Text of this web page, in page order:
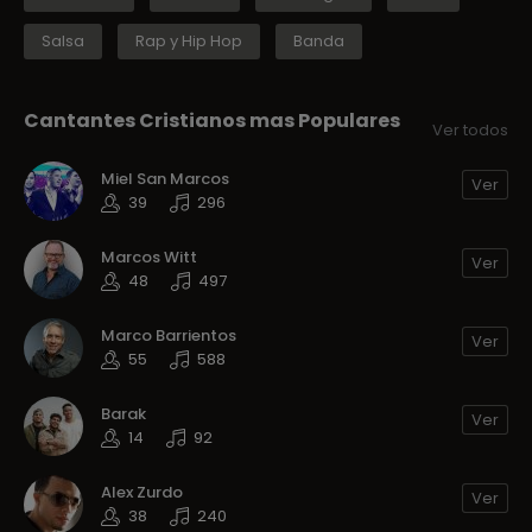
Salsa Rap y Hip Hop Banda
Cantantes Cristianos mas Populares Ver todos
Miel San Marcos
39
296
Ver
Marcos Witt
48
497
Ver
Marco Barrientos
55
588
Ver
Barak
14
92
Ver
Alex Zurdo
38
240
Ver